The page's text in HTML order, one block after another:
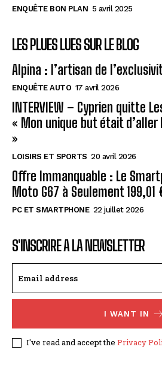
ENQUÊTE BON PLAN 5 avril 2025
LES PLUES LUES SUR LE BLOG
Alpina : l’artisan de
ENQUÊTE AUTO 17 avril 2026
INTERVIEW – Cyprien quitte
« Mon unique but était
»
LOISIRS ET SPORTS 20 avril 2026
Offre Immanquable : Le
Moto G67 à Seulement 199,01
PC ET SMARTPHONE 22 juillet 2026
S'INSCRIRE A LA NEWSLETTER
I WANT IN
I've read and accept the Privacy